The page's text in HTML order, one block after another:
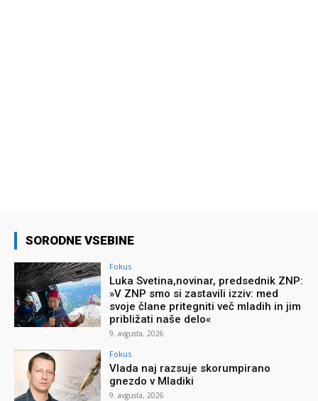
SORODNE VSEBINE
Fokus
Luka Svetina,novinar, predsednik ZNP:
»V ZNP smo si zastavili izziv: med
svoje člane pritegniti več mladih in jim
približati naše delo«
9. avgusta, 2026
Fokus
Vlada naj razsuje skorumpirano
gnezdo v Mladiki
9. avgusta, 2026